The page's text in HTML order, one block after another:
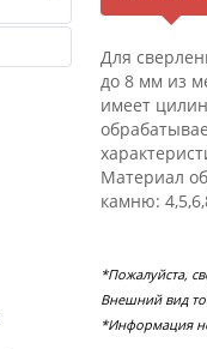
Для
до 8 мм из
имеет
Материал
камню:
*Пожалуйста,
Внешний вид
*Информация